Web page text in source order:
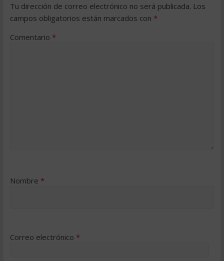
Tu dirección de correo electrónico no será publicada. Los
campos obligatorios están marcados con *
Comentario *
Nombre *
Correo electrónico *